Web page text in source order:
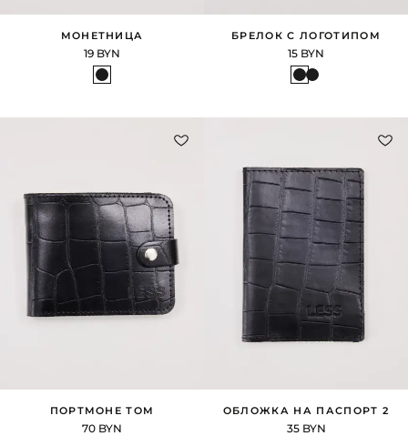
МОНЕТНИЦА
19 BYN
БРЕЛОК С ЛОГОТИПОМ
15 BYN
ПОРТМОНЕ ТОМ
70 BYN
ОБЛОЖКА НА ПАСПОРТ 2
35 BYN